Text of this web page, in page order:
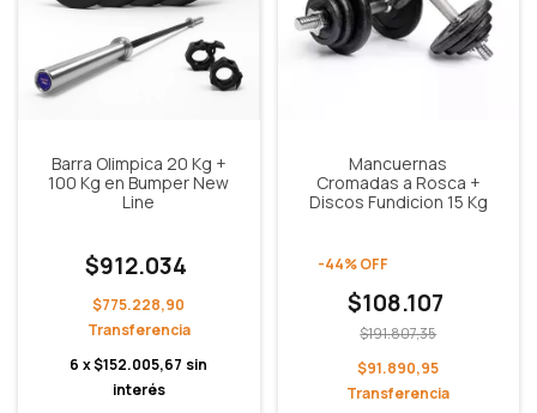
Barra Olimpica 20 Kg +
100 Kg en Bumper New
Line
$912.034
$775.228,90
6 x$152.005,67 sin
interés
Mancuernas
Cromadas a Rosca +
Discos Fundicion 15 Kg
-44%OFF
$108.107
$191.807,35
$91.890,95